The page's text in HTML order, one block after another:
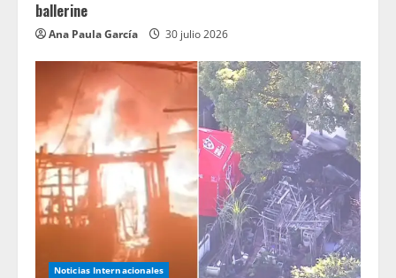
ballerine
Ana Paula García 30 julio 2026
Noticias Internacionales